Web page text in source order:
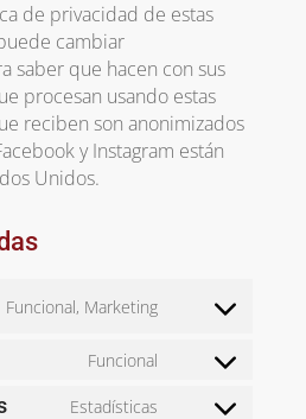
de privacidad de estas
cambiar
saber que hacen con sus
procesan usando estas
reciben son anonimizados
y Instagram están
Unidos.
Funcional, Marketing
Consent
service
google-
Funcional
Consent
Estadísticas